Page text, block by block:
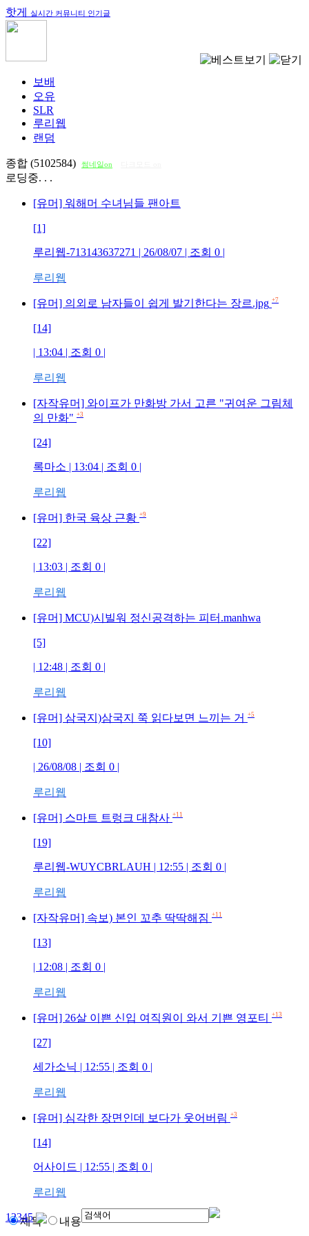
핫게 실시간 커뮤니티 인기글
보배
오유
SLR
루리웹
랜덤
종합 (5102584) 썸네일on
로딩중. . .
[유머] 워해머 수녀님들 팬아트
[1]
루리웹-713143637271 | 26/08/07 | 조회 0 |
루리웹
[유머] 의외로 남자들이 쉽게 발기한다는 장르.jpg +7
[14]
| 13:04 | 조회 0 |
루리웹
[자작유머] 와이프가 만화방 가서 고른 "귀여운 그림체
의 만화" +3
[24]
록마소 | 13:04 | 조회 0 |
루리웹
[유머] 한국 육상 근황 +9
[22]
| 13:03 | 조회 0 |
루리웹
[유머] MCU)시빌워 정신공격하는 피터.manhwa
[5]
| 12:48 | 조회 0 |
루리웹
[유머] 삼국지)삼국지 쭉 읽다보면 느끼는 거 +5
[10]
| 26/08/08 | 조회 0 |
루리웹
[유머] 스마트 트렁크 대참사 +11
[19]
루리웹-WUYCBRLAUH | 12:55 | 조회 0 |
루리웹
[자작유머] 속보) 본인 꼬추 딱딱해짐 +11
[13]
| 12:08 | 조회 0 |
루리웹
[유머] 26살 이쁜 신입 여직원이 와서 기쁜 영포티 +13
[27]
세가소닉 | 12:55 | 조회 0 |
루리웹
[유머] 심각한 장면인데 보다가 웃어버림 +3
[14]
어사이드 | 12:55 | 조회 0 |
루리웹
12345
제목 내용